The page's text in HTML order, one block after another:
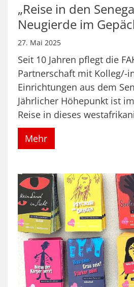
„Reise in den
Neugierde im
27. Mai 2025
Seit 10 Jahren pflegt die
Partnerschaft mit Kolleg/-
Einrichtungen aus dem
Jährlicher Höhepunkt ist
Reise in dieses
Mehr